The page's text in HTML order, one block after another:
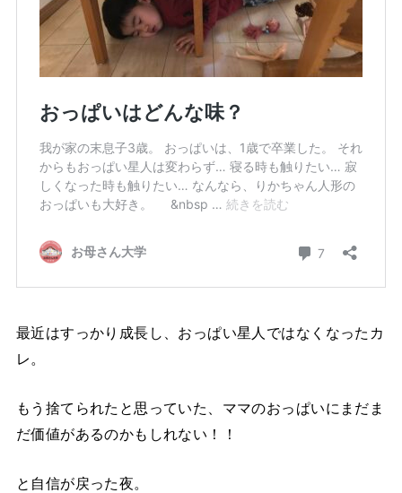
最近はすっかり成長し、おっぱい星人ではなくなったカ
レ。
もう捨てられたと思っていた、ママのおっぱいにまだま
だ価値があるのかもしれない！！
と自信が戻った夜。